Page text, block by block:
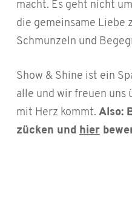
macht. Es geht nicht
die gemeinsame Liebe
Schmunzeln und
Show & Shine ist ein
alle und wir freuen uns
mit Herz kommt. Also:
zücken und hier